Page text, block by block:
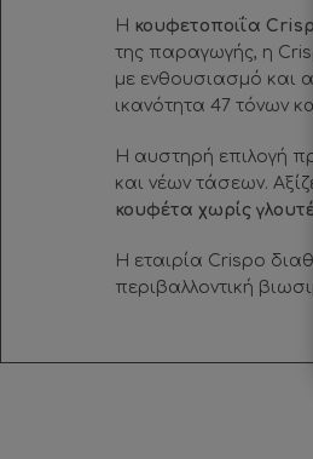
Η κουφετοποιΐα
της παραγωγής, η
με ενθουσιασμό και
ικανότητα 47 τόνων
Η αυστηρή επιλογή
και νέων τάσεων.
κουφέτα χωρίς
Η εταιρία Crispo
περιβαλλοντική